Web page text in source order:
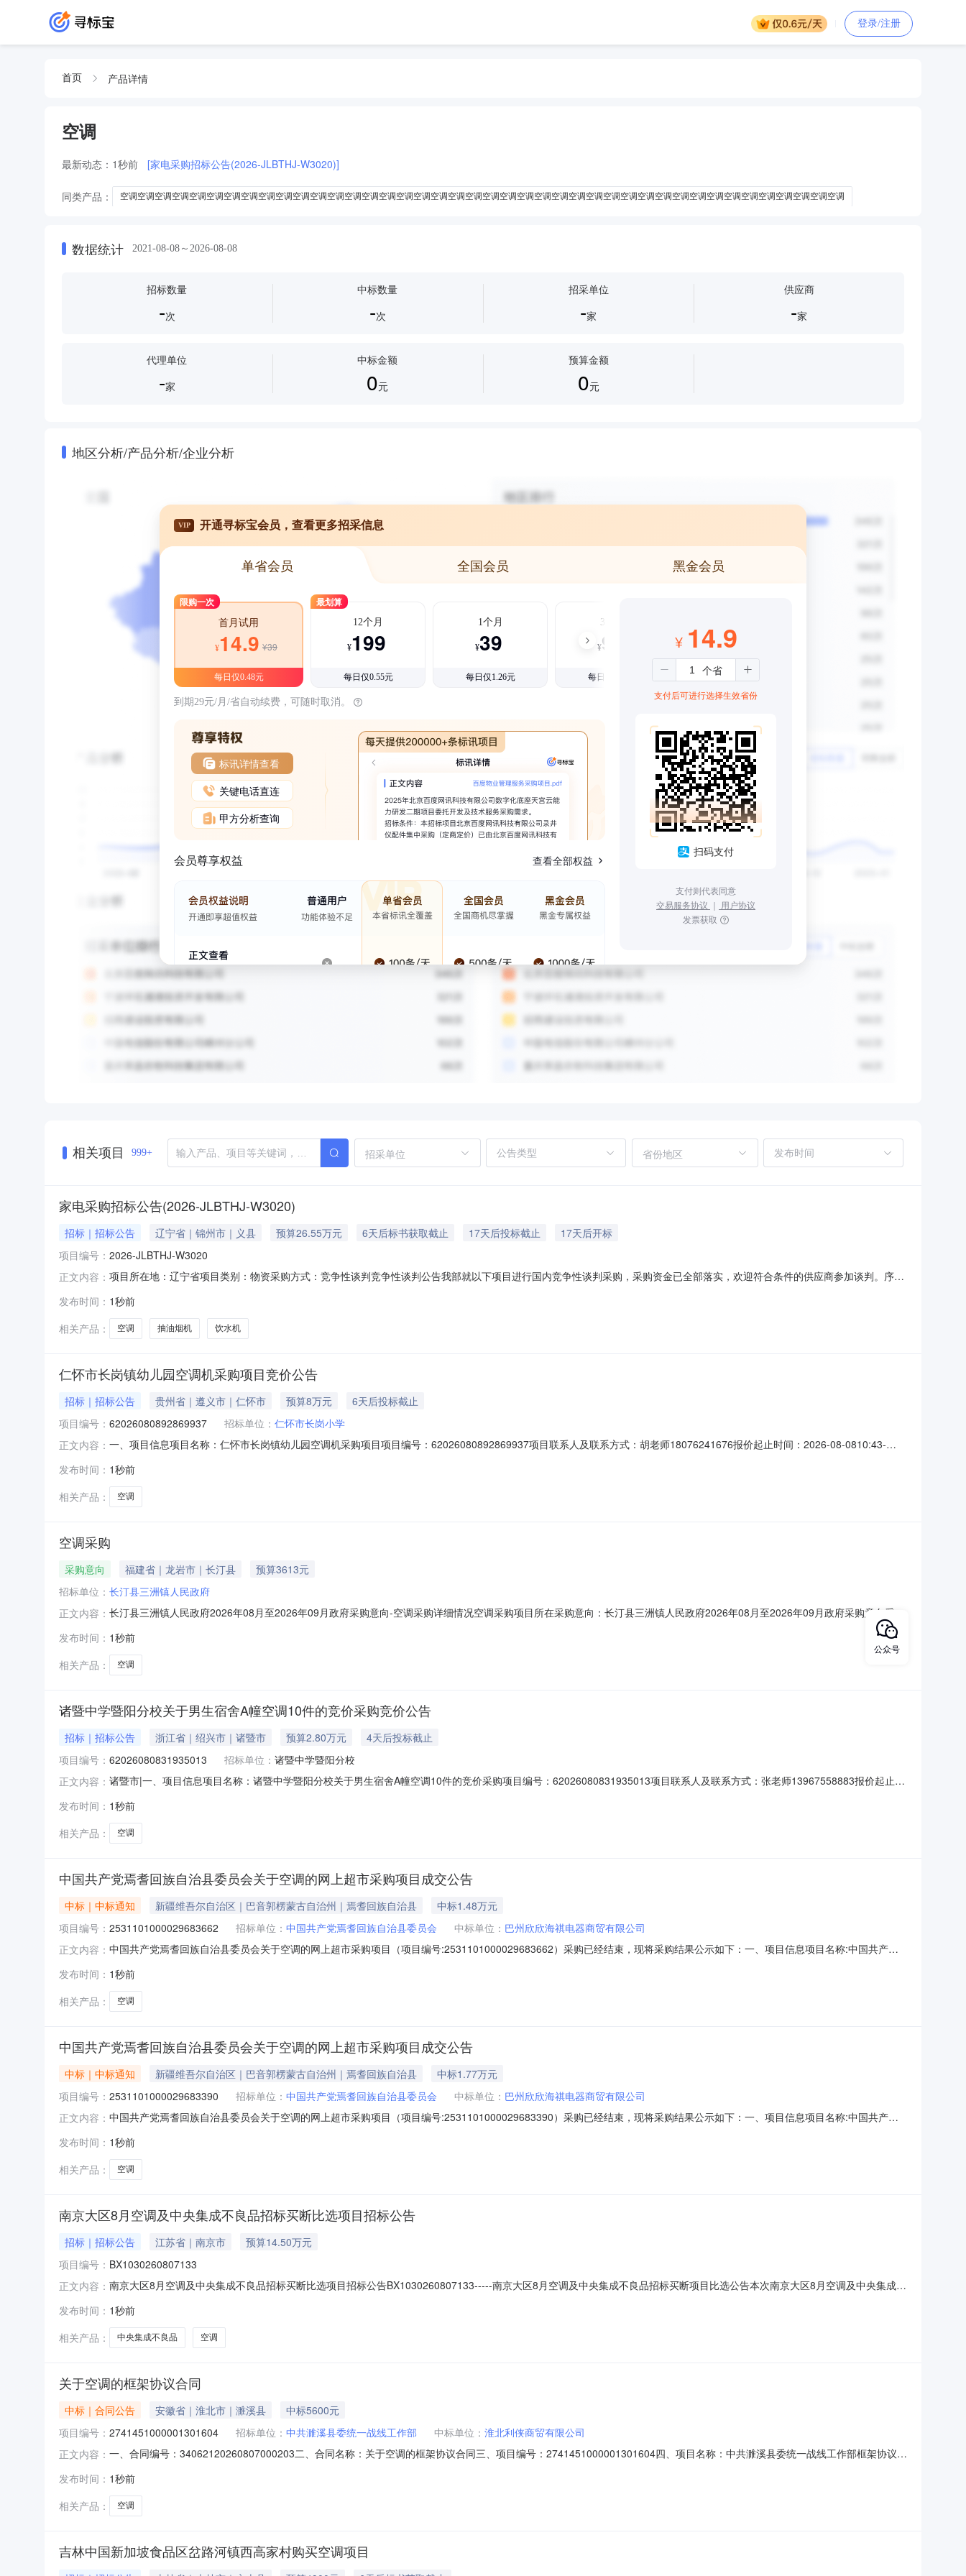
登录/注册
首页 产品详情
空调
最新动态： 1秒前 [家电采购招标公告(2026-JLBTHJ-W3020)]
同类产品： 空调空调空调空调空调空调空调空调空调空调空调空调空调空调空调空调空调空调空调空调空调空调空调空调空调空调空调空调空调空调空调空调空调空调空调空调空调空调空调空调空调空调
空调空调空调空调空调空调空调空调空调空调空调空调空调空调空调空调空调空调空调空调空调空调空调空调空调空调空调空调
空调空调空调空调空调空调空调空调空调空调空调空调空调空调空调空调空调空调空调空调空调空调空调空调 空调罩 车间空调
数据统计 2021-08-08～2026-08-08
招标数量
-次
中标数量
-次
招采单位
-家
供应商
-家
代理单位
-家
中标金额
0元
预算金额
0元
地区分析/产品分析/企业分析
VIP 开通寻标宝会员，查看更多招采信息
单省会员 全国会员 黑金会员
限购一次
首月试用
¥14.9 ¥39
每日仅0.48元
最划算
12个月
¥199
每日仅0.55元
1个月
¥39
每日仅1.26元
3个月
¥99
每日仅1.08元
到期29元/月/省自动续费，可随时取消。
标讯详情查看
关键电话直连
甲方分析查询
会员尊享权益 查看全部权益
¥ 14.9
支付后可进行选择生效省份
扫码支付
支付则代表同意
交易服务协议 ｜ 用户协议
发票获取
相关项目 999+ 招采单位 省份地区
家电采购招标公告(2026-JLBTHJ-W3020)
招标｜招标公告 辽宁省｜锦州市｜义县 预算26.55万元 6天后标书获取截止 17天后投标截止
17天后开标
项目编号： 2026-JLBTHJ-W3020
正文内容： 项目所在地：辽宁省项目类别：物资采购方式：竞争性谈判竞争性谈判公告我部就以下项目进行国内竞争性谈判采购，采购资金已全部落实，欢迎符合条件的供应商参加谈判。序号
价供应商应当对所投包内所有产品和数量进行唯一报价，否则视为无效报价。2.报价应当包括所有物资供应、运输、安装调试、技术培训、售后服务、备品备件和伴随服务等价格。
3.报价供应商应当保证所投物资为
发布时间： 1秒前
相关产品：
空调 抽油烟机 饮水机
仁怀市长岗镇幼儿园空调机采购项目竞价公告
招标｜招标公告 贵州省｜遵义市｜仁怀市 预算8万元
6天后投标截止
项目编号： 62026080892869937 招标单位： 仁怀市长岗小学
正文内容： 一、项目信息项目名称：仁怀市长岗镇幼儿园空调机采购项目项目编号：62026080892869937项目联系人及联系方式：胡老师18076241676报价起止时间：2026-08-0810:43-
空调;产品类型:柜机;冷暖类型:冷暖型;定频/变频:变频;匹数:≥3匹;适用面积:50-80㎡;制冷量(kw):≥7350;制冷功率(w):≥20
发布时间： 1秒前
相关产品：
空调
空调采购
采购意向 福建省｜龙岩市｜长汀县
预算3613元
招标单位： 长汀县三洲镇人民政府
正文内容： 长汀县三洲镇人民政府2026年08月至2026年09月政府采购意向-空调采购详细情况空调采购项目所在采购意向：长汀县三洲镇人民政府2026年08月至2026年09月政府采购意向采购
单位：长汀县三洲镇人民政府采购项目名称：空调采购预算金额：0.361300万元(人民币)采购品目：采购需求概况：采购内容:空调采购采购数量:1.0000台主要功能或目标:办公需求
需满足的要求:满足预计采购时间：2026-09备注：无本次公开的采购意向是本单位政府采购工作的初步安排，具体采购项目情况以相关采购公告和采购文件为准。
发布时间： 1秒前
相关产品：
空调
诸暨中学暨阳分校关于男生宿舍A幢空调10件的竞价采购竞价公告
招标｜招标公告 浙江省｜绍兴市｜诸暨市 预算2.80万元
4天后投标截止
项目编号： 62026080831935013 招标单位： 诸暨中学暨阳分校
正文内容： 诸暨市|一、项目信息项目名称：诸暨中学暨阳分校关于男生宿舍A幢空调10件的竞价采购项目编号：62026080831935013项目联系人及联系方式：张老师13967558883报价起止时
品牌空调核心参数要求:商品类目:空调;型号:美的KFR-35GW/N8MXJ1，格力KFR-35GW/35512FNhAa-B1，海尔KFR-
发布时间： 1秒前
相关产品：
空调
中国共产党焉耆回族自治县委员会关于空调的网上超市采购项目成交公告
中标｜中标通知 新疆维吾尔自治区｜巴音郭楞蒙古自治州｜焉耆回族自治县
中标1.48万元
项目编号： 2531101000029683662 招标单位： 中国共产党焉耆回族自治县委员会 中标单位： 巴州欣欣海祺电器商贸有限公司
正文内容： 中国共产党焉耆回族自治县委员会关于空调的网上超市采购项目（项目编号:2531101000029683662）采购已经结束，现将采购结果公示如下：一、项目信息项目名称:中国共产党
目所在行政区划编码:652826项目所在行政区划名称:新疆维吾尔自治区巴音郭楞蒙古自治州焉耆回族自治县报价起止时间:-二、采购单位信息采购单位名称:中国共
发布时间： 1秒前
相关产品：
空调
中国共产党焉耆回族自治县委员会关于空调的网上超市采购项目成交公告
中标｜中标通知 新疆维吾尔自治区｜巴音郭楞蒙古自治州｜焉耆回族自治县
中标1.77万元
项目编号： 2531101000029683390 招标单位： 中国共产党焉耆回族自治县委员会 中标单位： 巴州欣欣海祺电器商贸有限公司
正文内容： 中国共产党焉耆回族自治县委员会关于空调的网上超市采购项目（项目编号:2531101000029683390）采购已经结束，现将采购结果公示如下：一、项目信息项目名称:中国共产党
目所在行政区划编码:652826项目所在行政区划名称:新疆维吾尔自治区巴音郭楞蒙古自治州焉耆回族自治县报价起止时间:-二、采购单位信息采购单位名称:中国共
发布时间： 1秒前
相关产品：
空调
南京大区8月空调及中央集成不良品招标买断比选项目招标公告
招标｜招标公告 江苏省｜南京市
预算14.50万元
项目编号： BX1030260807133
正文内容： 南京大区8月空调及中央集成不良品招标买断比选项目招标公告BX1030260807133-----南京大区8月空调及中央集成不良品招标买断项目比选公告本次南京大区8月空调及中央集成不
富士通，扬子、春兰，日立，格力等空调及中央集成，无法销售的不良品，特申请招标买断流程，总金额约14.5万，不良品因历史遗留问题，或无鉴定单，不符合工厂退货要求，特
申请招标买断，请领导
发布时间： 1秒前
相关产品：
中央集成不良品 空调
关于空调的框架协议合同
中标｜合同公告 安徽省｜淮北市｜濉溪县
中标5600元
项目编号： 2741451000001301604 招标单位： 中共濉溪县委统一战线工作部 中标单位： 淮北利侠商贸有限公司
正文内容： 一、合同编号：34062120260807000203二、合同名称：关于空调的框架协议合同三、项目编号：2741451000001301604四、项目名称：中共濉溪县委统一战线工作部框架协议项
公司地址：安徽省淮北市相山区安徽省淮北市相山区相山路西侧相山北路70-13联系方式：18905611866六、合同主要信息主要标的名称：GREE格力KFR-3
发布时间： 1秒前
相关产品：
空调
吉林中国新加坡食品区岔路河镇西高家村购买空调项目
公众号